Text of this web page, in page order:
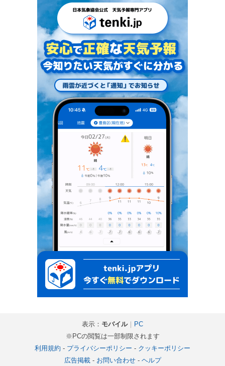
表示： モバイル｜ PC
※PCの閲覧は一部制限されます
利用規約 - プライバシーポリシー - クッキーポリシー
広告掲載- お問い合わせ- ヘルプ